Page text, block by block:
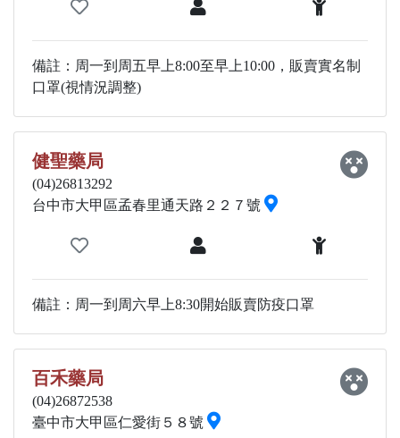
備註：周一到周五早上8:00至早上10:00，販賣實名制
口罩(視情況調整)
健聖藥局
(04)26813292
台中市大甲區孟春里通天路２２７號
備註：周一到周六早上8:30開始販賣防疫口罩
百禾藥局
(04)26872538
臺中市大甲區仁愛街５８號